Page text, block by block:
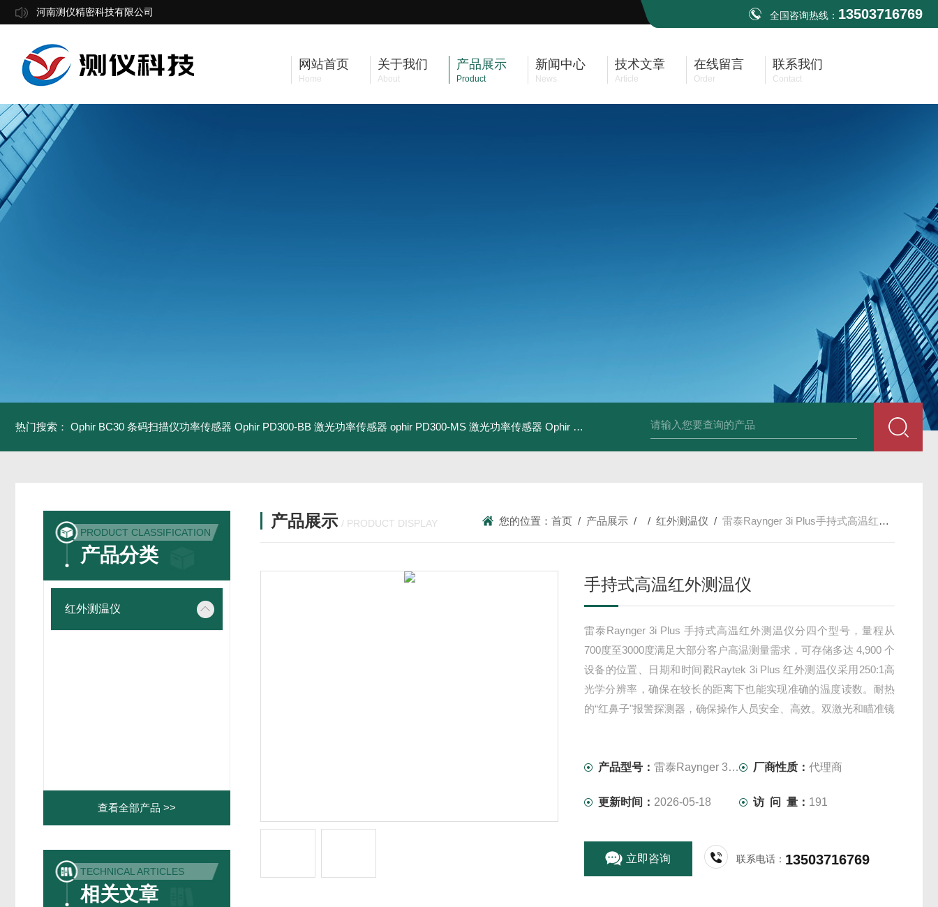
河南测仪精密科技有限公司 全国咨询热线： 13503716769
网站首页
Home
关于我们
About
产品展示
Product
新闻中心
News
技术文章
Article
在线留言
Order
联系我们
Contact
热门搜索： Ophir BC30 条码扫描仪功率传感器 Ophir PD300-BB 激光功率传感器 ophir PD300-MS 激光功率传感器 Ophir PD300R-3W 激光功率传感器 Ophir PD300R 激光功率传感器 Ophir PD300-
PRODUCT CLASSIFICATION
产品分类
红外测温仪
查看全部产品 >>
TECHNICAL ARTICLES
相关文章
产品展示 / PRODUCT DISPLAY 您的位置：首页 / 产品展示 / /红外测温仪 /雷泰Raynger 3i Plus手持式高温红外测温仪
手持式高温红外测温仪
雷泰Raynger 3i Plus 手持式高温红外测温仪分四个型号，量程从
700度至3000度满足大部分客户高温测量需求，可存储多达 4,900 个
设备的位置、日期和时间戳Raytek 3i Plus 红外测温仪采用250:1高
光学分辨率，确保在较长的距离下也能实现准确的温度读数。耐热
的“红鼻子"报警探测器，确保操作人员安全、高效。双激光和瞄准镜
产品型号： 雷泰Raynger 3i Plus 厂商性质：代理商
更新时间： 2026-05-18 访 问 量： 191
立即咨询 联系电话： 13503716769